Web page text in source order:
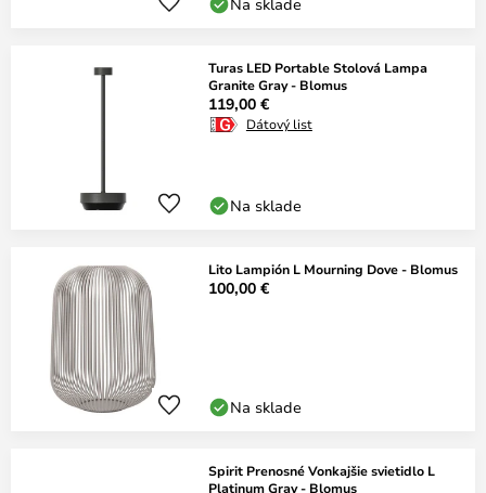
Turas LED Portable Stolová Lampa
Granite Gray - Blomus
119,00 €
Dátový list
Na sklade
Lito Lampión L Mourning Dove - Blomus
100,00 €
Na sklade
Spirit Prenosné Vonkajšie svietidlo L
Platinum Gray - Blomus